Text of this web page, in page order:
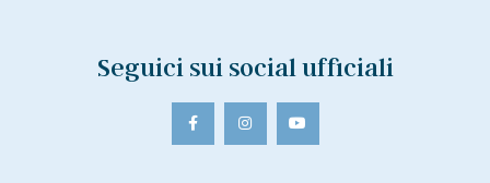
Seguici sui social ufficiali